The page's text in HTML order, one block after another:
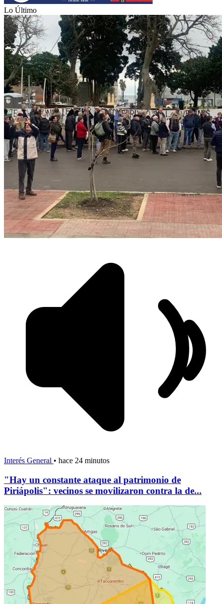
Lo Último
Interés General • hace 24 minutos
"Hay un constante ataque al patrimonio de
Piriápolis": vecinos se movilizaron contra la de...